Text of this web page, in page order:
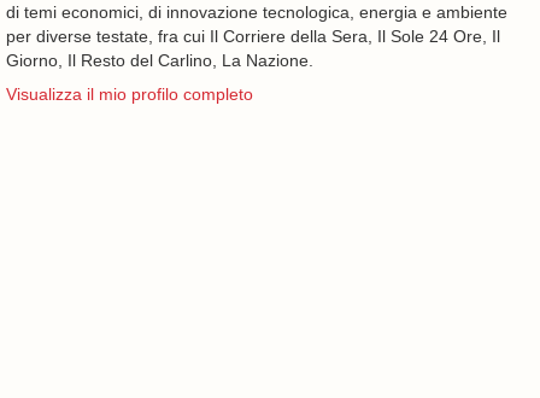
di temi economici, di innovazione tecnologica, energia e ambiente
per diverse testate, fra cui Il Corriere della Sera, Il Sole 24 Ore, Il
Giorno, Il Resto del Carlino, La Nazione.
Visualizza il mio profilo completo